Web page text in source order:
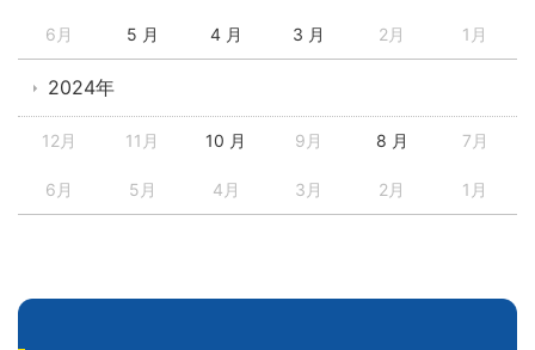
6月 5 月 4 月 3 月 2月 1月
2024年
12月 11月 10 月 9月 8 月 7月
6月 5月 4月 3月 2月 1月